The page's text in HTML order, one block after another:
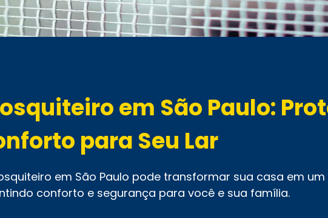
em São Paulo:
para Seu Lar
em São Paulo pode transformar sua casa em
conforto e segurança para você e sua família.